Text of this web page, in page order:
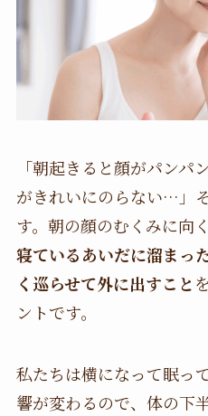
「朝起きると顔がパンパ
がきれいにのらない…」
す。朝の顔のむくみに向
寝ているあいだに溜まっ
く巡らせて外に出すこと
ントです。
私たちは横になって眠っ
響が変わるので、体の下